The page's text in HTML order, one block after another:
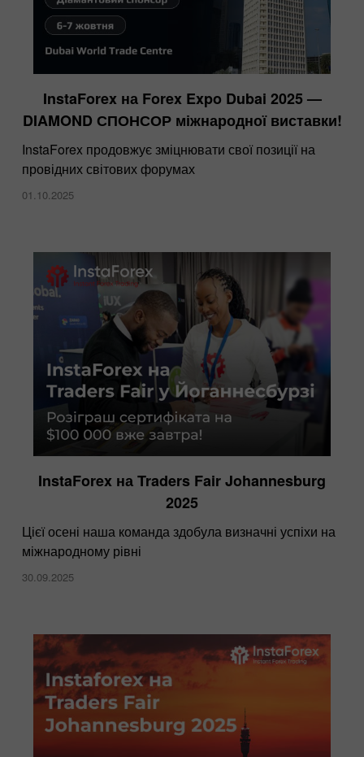
InstaForex на Forex Expo Dubai 2025 —
DIAMOND СПОНСОР міжнародної виставки!
InstaForex продовжує зміцнювати свої позиції на
провідних світових форумах
01.10.2025
InstaForex на Traders Fair Johannesburg
2025
Цієї осені наша команда здобула визначні успіхи на
міжнародному рівні
30.09.2025